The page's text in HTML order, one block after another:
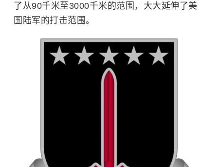
了从90千米至3000千米的范围，大大延伸了美
国陆军的打击范围。